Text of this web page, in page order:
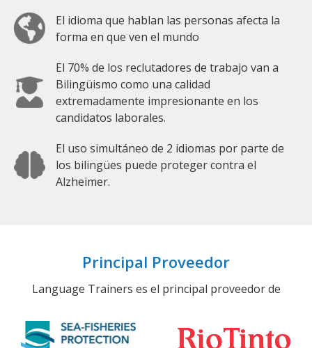
El idioma que hablan las personas afecta la
forma en que ven el mundo
El 70% de los reclutadores de trabajo van a
Bilingüismo como una calidad
extremadamente impresionante en los
candidatos laborales.
El uso simultáneo de 2 idiomas por parte de
los bilingües puede proteger contra el
Alzheimer.
Principal Proveedor
Language Trainers es el principal proveedor de